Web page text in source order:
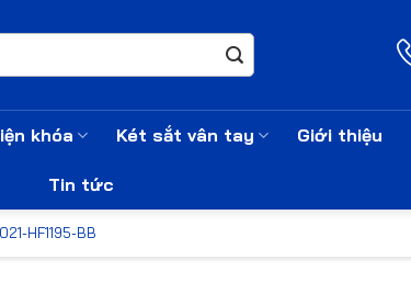
khóa Két sắt vân tay Giới thiệu
Tin tức
HF1195-BB